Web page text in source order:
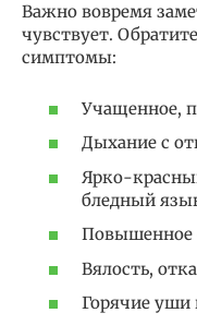
Важно вовремя
чувствует.
симптомы:
Учащенное,
Дыхание с
Ярко-
бледный
Повышенное
Вялость,
Горячие уши